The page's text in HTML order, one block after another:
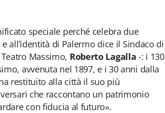
speciale perché celebra due
all’identità di Palermo dice il Sindaco di
Massimo, Roberto Lagalla-: i 130
avvenuta nel 1897, e i 30 anni dalla
restituito alla città il suo più
che raccontano un patrimonio
con fiducia al futuro».